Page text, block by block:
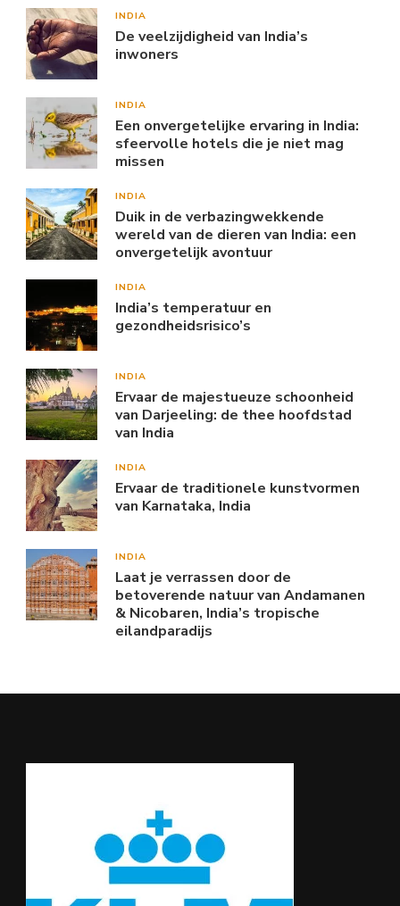
INDIA
De veelzijdigheid van India’s
inwoners
INDIA
Een onvergetelijke ervaring in India:
sfeervolle hotels die je niet mag
missen
INDIA
Duik in de verbazingwekkende
wereld van de dieren van India: een
onvergetelijk avontuur
INDIA
India’s temperatuur en
gezondheidsrisico’s
INDIA
Ervaar de majestueuze schoonheid
van Darjeeling: de thee hoofdstad
van India
INDIA
Ervaar de traditionele kunstvormen
van Karnataka, India
INDIA
Laat je verrassen door de
betoverende natuur van Andamanen
& Nicobaren, India’s tropische
eilandparadijs